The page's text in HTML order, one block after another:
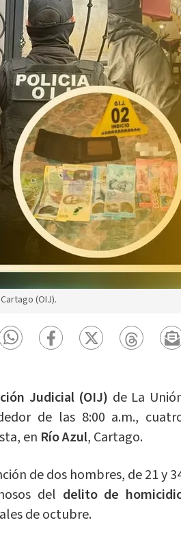
(OIJ).
Judicial (OIJ) de La
de las 8:00 a.m.,
en Río Azul, Cartago.
de dos hombres, de 21 y
del delito de
de octubre.